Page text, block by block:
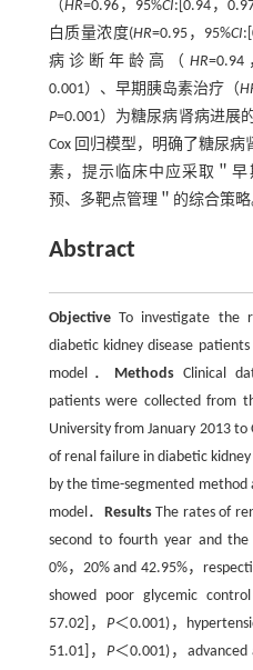
（HR=0.96，95%CI:[0.94，
白质量浓度(HR=0.95，95%CI
病诊断年龄高（ HR=0.94
0.001）、早期胰岛素治疗（
P=0.001）为糖尿病肾病进展
Cox 回归模型，明确了糖尿
素，提示临床中应采取＂
预、多靶点管理＂的综合策略
Abstract
ObjectiveTo investigate the
diabetic kidney disease
model． Methods Clinical
patients were collected from
University from January 2013
of renal failure in diabetic
by the time-segmented method
model． ResultsThe rates of
second to fourth year and
0%，20% and 42.95%，
showed poor glycemic
57.02]， P＜0.001)，
51.01]， P＜0.001)，advanced